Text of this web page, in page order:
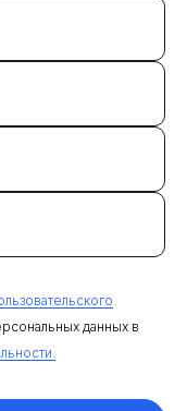
данных в